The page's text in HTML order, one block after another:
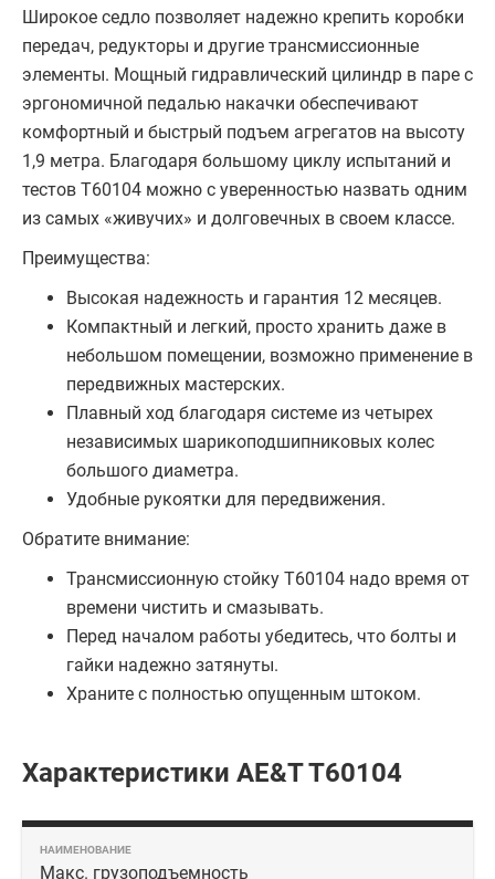
Широкое седло позволяет надежно крепить коробки
передач, редукторы и другие трансмиссионные
элементы. Мощный гидравлический цилиндр в паре с
эргономичной педалью накачки обеспечивают
комфортный и быстрый подъем агрегатов на высоту
1,9 метра. Благодаря большому циклу испытаний и
тестов T60104 можно с уверенностью назвать одним
из самых «живучих» и долговечных в своем классе.
Преимущества:
Высокая надежность и гарантия 12 месяцев.
Компактный и легкий, просто хранить даже в
небольшом помещении, возможно применение в
передвижных мастерских.
Плавный ход благодаря системе из четырех
независимых шарикоподшипниковых колес
большого диаметра.
Удобные рукоятки для передвижения.
Обратите внимание:
Трансмиссионную стойку T60104 надо время от
времени чистить и смазывать.
Перед началом работы убедитесь, что болты и
гайки надежно затянуты.
Храните с полностью опущенным штоком.
Характеристики AE&T T60104
Макс. грузоподъемность